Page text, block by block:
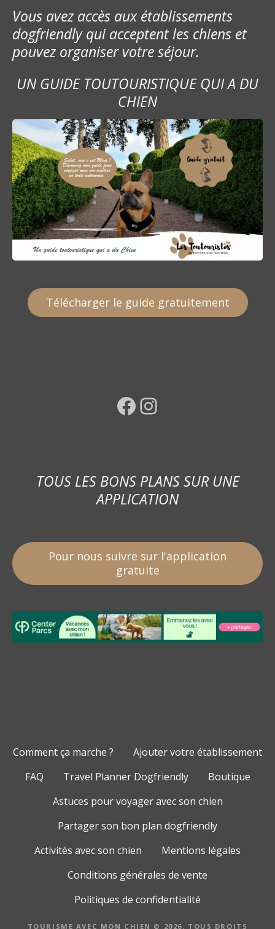
Vous avez accès aux établissements
dogfriendly qui acceptent les chiens et
pouvez organiser votre séjour.
UN GUIDE TOUTOURISTIQUE QUI A DU
CHIEN
Télécharger le guide gratuitement
Facebook Instagram
TOUS LES BONS PLANS SUR UNE
APPLICATION
Pour nous suivre sur l'application
gratuite
Comment ça marche ?
Ajouter votre établissement
FAQ
Travel Planner Dogfriendly
Boutique
Astuces pour voyager avec son chien
Partager son bon plan dogfriendly
Activités avec son chien
Mentions légales
Conditions générales de vente
Politiques de confidentialité
TOURISME AVEC MON CHIEN © 2026. TOUS DROITS